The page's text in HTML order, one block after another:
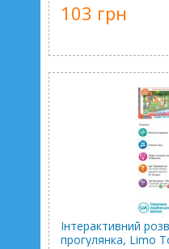
103 грн
Інтерактивний
прогулянка, Limo